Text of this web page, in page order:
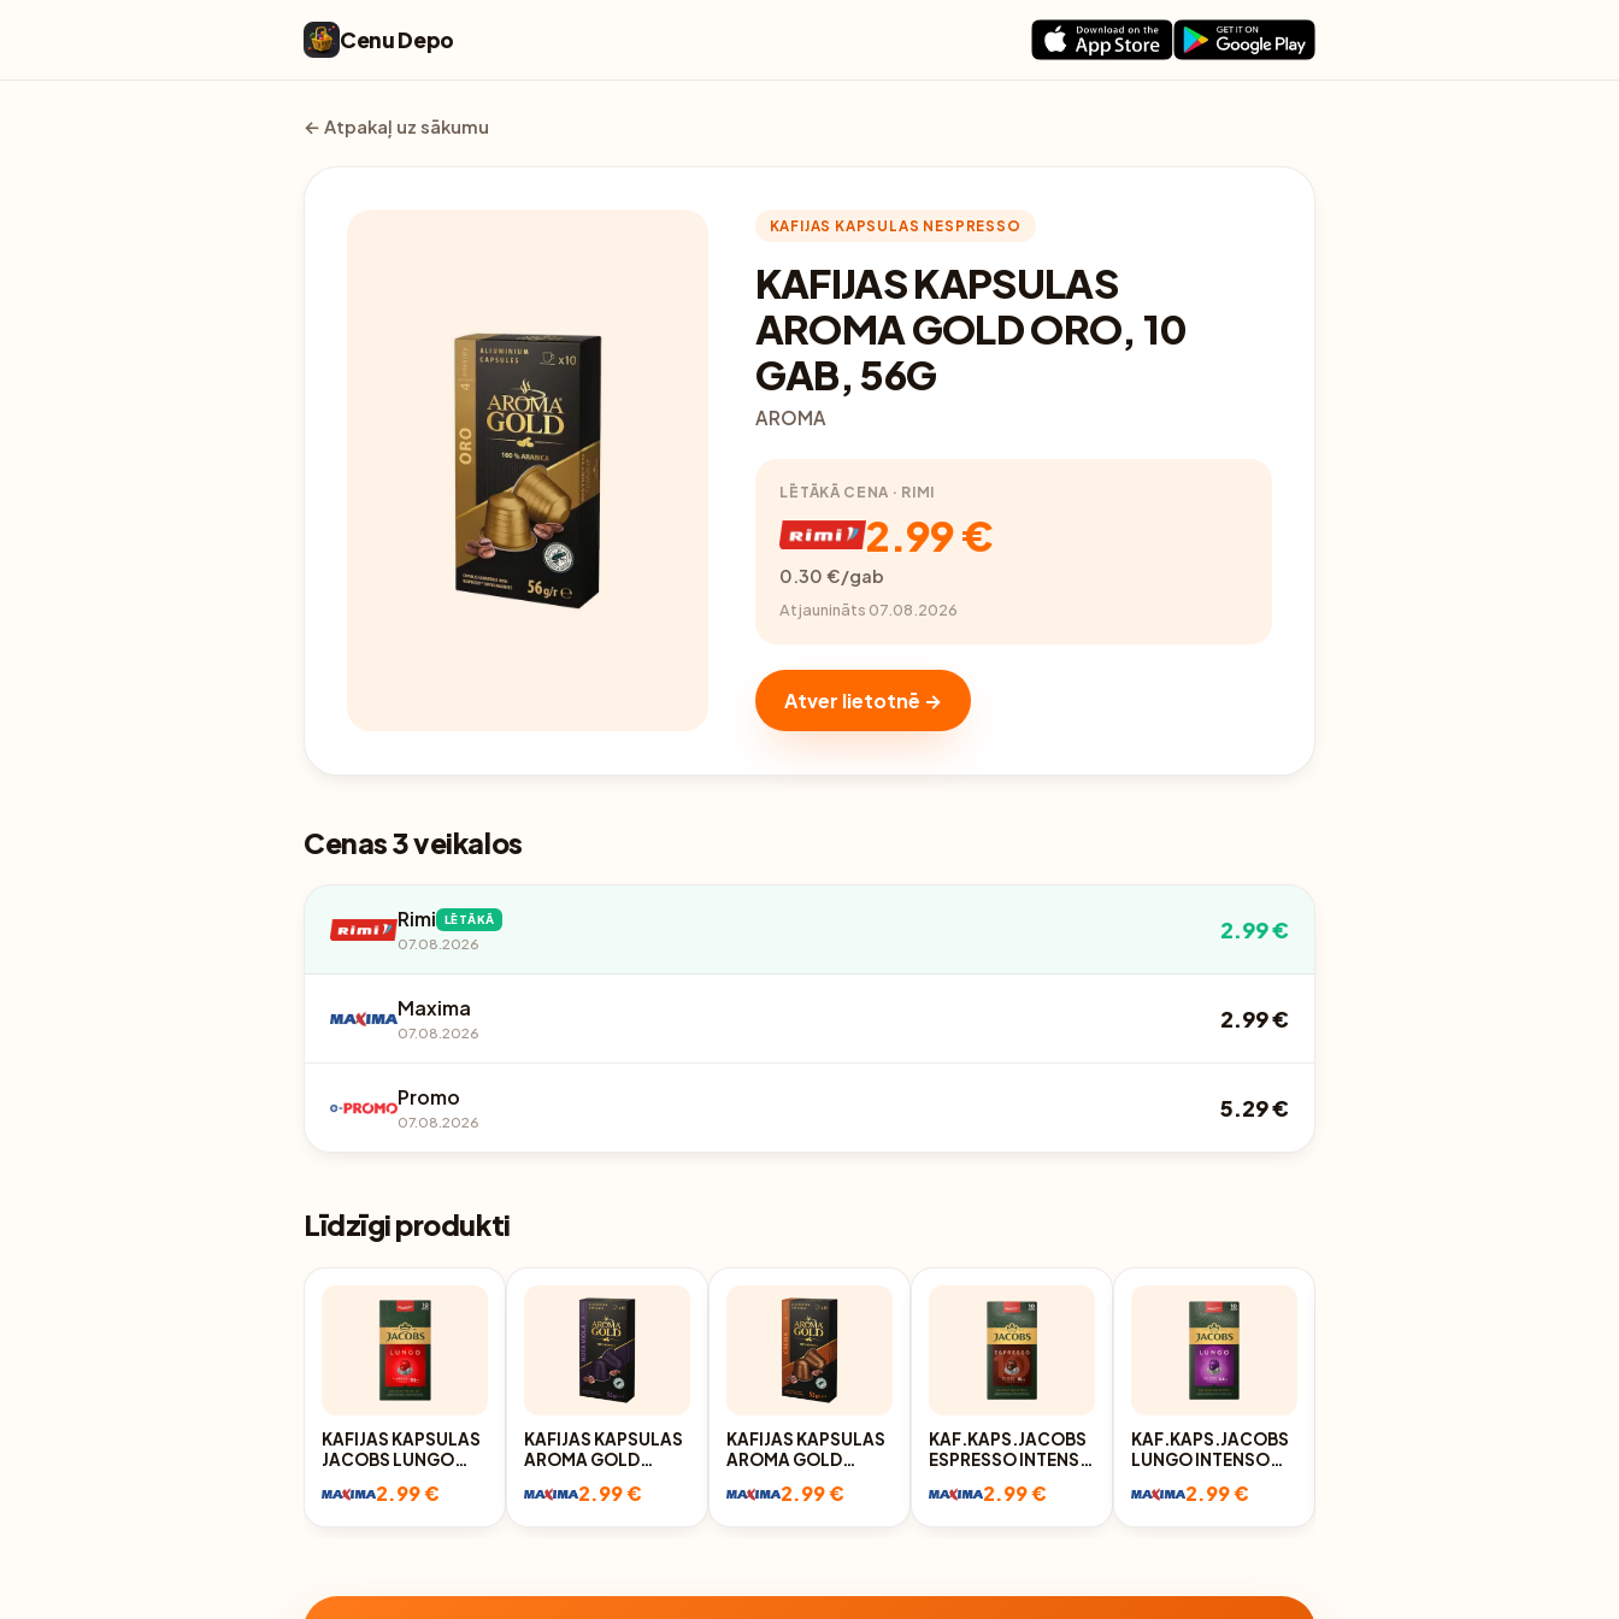
Cenu Depo
← Atpakaļ uz sākumu
KAFIJAS KAPSULAS NESPRESSO
KAFIJAS KAPSULAS
AROMA GOLD ORO, 10
GAB, 56G
AROMA
LĒTĀKĀ CENA · RIMI
2.99 €
0.30 €/gab
Atjaunināts 07.08.2026
Atver lietotnē →
Cenas 3 veikalos
Rimi LĒTĀKĀ
07.08.2026
2.99 €
Maxima
07.08.2026
2.99 €
Promo
07.08.2026
5.29 €
Līdzīgi produkti
KAFIJAS KAPSULAS
JACOBS LUNGO
2.99 €
KAFIJAS KAPSULAS
AROMA GOLD
10X5,5G2.99 €
KAFIJAS KAPSULAS
AROMA GOLD
2.99 €
KAF.KAPS.JACOBS
ESPRESSO INTENSO
2.99 €
KAF.KAPS.JACOBS
LUNGO INTENSO
2.99 €